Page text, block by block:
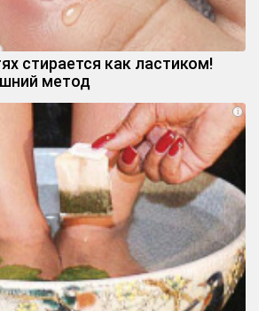
стирается как ластиком!
метод
i